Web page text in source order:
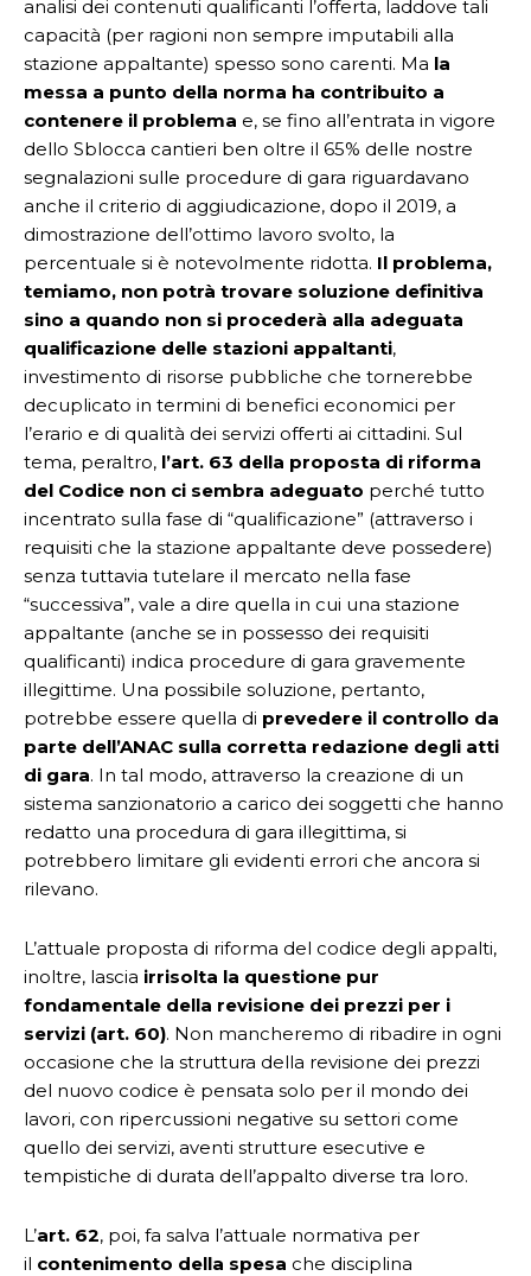
analisi dei contenuti qualificanti l’offerta, laddove tali
capacità (per ragioni non sempre imputabili alla
stazione appaltante) spesso sono carenti. Ma la
messa a punto della norma ha contribuito a
contenere il problema e, se fino all’entrata in vigore
dello Sblocca cantieri ben oltre il 65% delle nostre
segnalazioni sulle procedure di gara riguardavano
anche il criterio di aggiudicazione, dopo il 2019, a
dimostrazione dell’ottimo lavoro svolto, la
percentuale si è notevolmente ridotta. Il problema,
temiamo, non potrà trovare soluzione definitiva
sino a quando non si procederà alla adeguata
qualificazione delle stazioni appaltanti,
investimento di risorse pubbliche che tornerebbe
decuplicato in termini di benefici economici per
l’erario e di qualità dei servizi offerti ai cittadini. Sul
tema, peraltro, l’art. 63 della proposta di riforma
del Codice non ci sembra adeguato perché tutto
incentrato sulla fase di “qualificazione” (attraverso i
requisiti che la stazione appaltante deve possedere)
senza tuttavia tutelare il mercato nella fase
“successiva”, vale a dire quella in cui una stazione
appaltante (anche se in possesso dei requisiti
qualificanti) indica procedure di gara gravemente
illegittime. Una possibile soluzione, pertanto,
potrebbe essere quella di prevedere il controllo da
parte dell’ANAC sulla corretta redazione degli atti
di gara. In tal modo, attraverso la creazione di un
sistema sanzionatorio a carico dei soggetti che hanno
redatto una procedura di gara illegittima, si
potrebbero limitare gli evidenti errori che ancora si
rilevano.
L’attuale proposta di riforma del codice degli appalti,
inoltre, lascia irrisolta la questione pur
fondamentale della revisione dei prezzi per i
servizi (art. 60). Non mancheremo di ribadire in ogni
occasione che la struttura della revisione dei prezzi
del nuovo codice è pensata solo per il mondo dei
lavori, con ripercussioni negative su settori come
quello dei servizi, aventi strutture esecutive e
tempistiche di durata dell’appalto diverse tra loro.
L’art. 62, poi, fa salva l’attuale normativa per
il contenimento della spesa che disciplina